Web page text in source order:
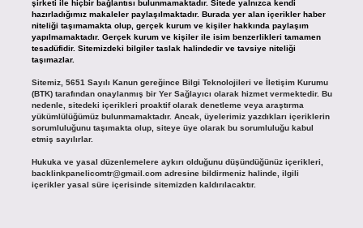
şirketi ile hiçbir bağlantısı bulunmamaktadır. Sitede yalnızca kendi
hazırladığımız makaleler paylaşılmaktadır. Burada yer alan içerikler haber
niteliği taşımamakta olup, gerçek kurum ve kişiler hakkında paylaşım
yapılmamaktadır. Gerçek kurum ve kişiler ile isim benzerlikleri tamamen
tesadüfidir. Sitemizdeki bilgiler taslak halindedir ve tavsiye niteliği
taşımazlar.
Sitemiz, 5651 Sayılı Kanun gereğince Bilgi Teknolojileri ve İletişim Kurumu
(BTK) tarafından onaylanmış bir Yer Sağlayıcı olarak hizmet vermektedir. Bu
nedenle, sitedeki içerikleri proaktif olarak denetleme veya araştırma
yükümlülüğümüz bulunmamaktadır. Ancak, üyelerimiz yazdıkları içeriklerin
sorumluluğunu taşımakta olup, siteye üye olarak bu sorumluluğu kabul
etmiş sayılırlar.
Hukuka ve yasal düzenlemelere aykırı olduğunu düşündüğünüz içerikleri,
backlinkpanelicomtr@gmail.comadresine bildirmeniz halinde, ilgili
içerikler yasal süre içerisinde sitemizden kaldırılacaktır.